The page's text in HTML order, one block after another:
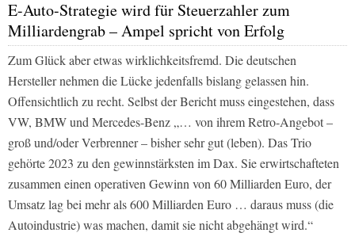
E-Auto-Strategie wird für Steuerzahler zum
Milliardengrab – Ampel spricht von Erfolg
Zum Glück aber etwas wirklichkeitsfremd. Die deutschen
Hersteller nehmen die Lücke jedenfalls bislang gelassen hin.
Offensichtlich zu recht. Selbst der Bericht muss eingestehen, dass
VW, BMW und Mercedes-Benz „… von ihrem Retro-Angebot –
groß und/oder Verbrenner – bisher sehr gut (leben). Das Trio
gehörte 2023 zu den gewinnstärksten im Dax. Sie erwirtschafteten
zusammen einen operativen Gewinn von 60 Milliarden Euro, der
Umsatz lag bei mehr als 600 Milliarden Euro … daraus muss (die
Autoindustrie) was machen, damit sie nicht abgehängt wird.“